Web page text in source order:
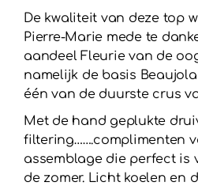
De kwaliteit van deze top
Pierre-Marie mede te
aandeel Fleurie van de
namelijk de basis
één van de duurste crus
Met de hand geplukte
filtering…….complimenten
assemblage die perfect is
de zomer. Licht koelen en